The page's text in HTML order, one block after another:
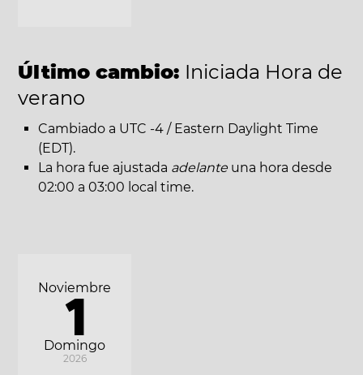
Último cambio: Iniciada Hora de
verano
Cambiado a UTC -4 / Eastern Daylight Time
(EDT).
La hora fue ajustada adelante una hora desde
02:00 a 03:00 local time.
Domingo
Noviembre
1
2026